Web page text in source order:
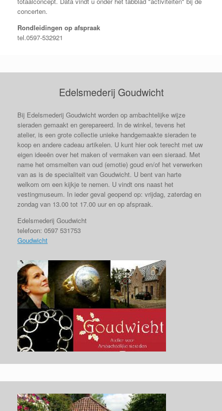
concerten.
Rondleidingen op afspraak
tel.0597-532921
Edelsmederij Goudwicht
Bij Edelsmederij Goudwicht worden op ambachtelijke wijze
sieraden gemaakt en gerepareerd. In de winkel, tevens het
atelier, is een grote collectie unieke handgemaakte sieraden te
koop en andere cadeau artikelen. U kunt hier ook terecht met uw
eigen ideeën over het maken of vermaken van een sieraad. Met
name het omsmelten van oud (emotie) goud en/of het verwerken
van as is de specialiteit van Goudwicht. U bent van harte
welkom om een kijkje te nemen. U vindt ons naast het
vestingmuseum. In ieder geval geopend op: vrijdag, zaterdag en
zondag van 13.00 tot 17.00 uur en op afspraak.
Edelsmederij Goudwicht
telefoon: 0597 531753
Goudwicht